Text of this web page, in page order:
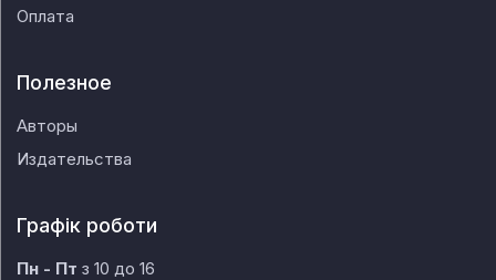
Оплата
Полезное
Авторы
Издательства
Графік роботи
Пн - Пт з 10 до 16